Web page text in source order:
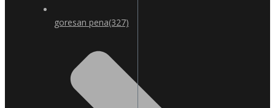
goresan pena(327)